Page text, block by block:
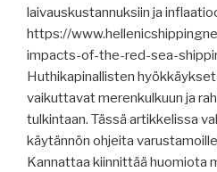
laivauskustannuksiin ja
https://
impacts-of-the-red-sea-
Huthikapinallisten
vaikuttavat merenkulkuun ja
tulkintaan. Tässä artikkelissa
käytännön ohjeita
Kannattaa kiinnittää huomiota